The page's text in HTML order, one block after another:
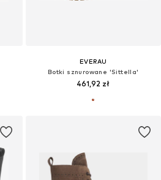
EVERAU
Botki sznurowane 'Sittella'
461,92 zł